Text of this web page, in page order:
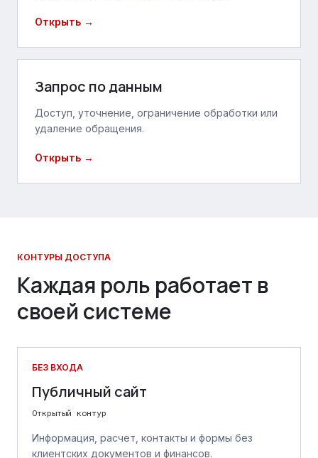
Открыть →
Запрос по данным
Доступ, уточнение, ограничение обработки или
удаление обращения.
Открыть →
КОНТУРЫ ДОСТУПА
Каждая роль работает в
своей системе
БЕЗ ВХОДА
Публичный сайт
Открытый контур
Информация, расчет, контакты и формы без
клиентских документов и финансов.